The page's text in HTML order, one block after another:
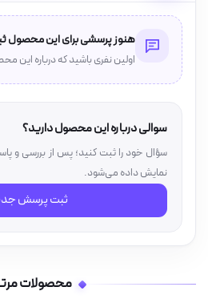
هنوز پرسشی برای این محصول
اولین نفری باشید که درباره
سوالی درباره این محصول دارید؟
سؤال خود را ثبت کنید؛ پس از بررسی و
نمایش داده می‌شود.
ثبت پرسش
محصولات